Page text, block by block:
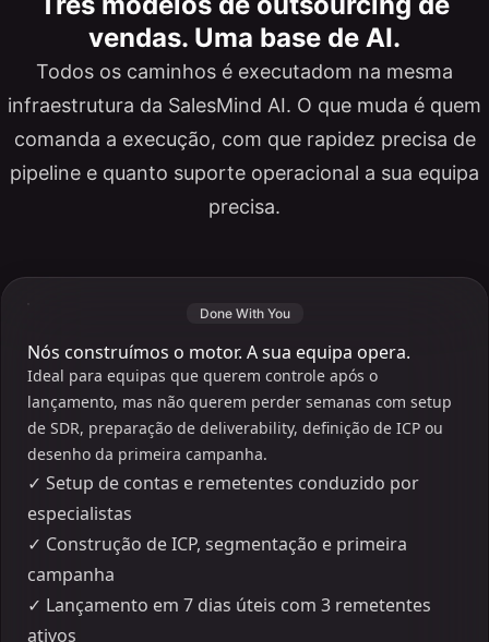
vendas. Uma base de AI.
Todos os caminhos é executadom na mesma
infraestrutura da SalesMind AI. O que muda é quem
comanda a execução, com que rapidez precisa de
pipeline e quanto suporte operacional a sua equipa
precisa.
Done With You
Nós construímos o motor. A sua equipa opera.
Ideal para equipas que querem controle após o
lançamento, mas não querem perder semanas com setup
de SDR, preparação de deliverability, definição de ICP ou
desenho da primeira campanha.
✓ Setup de contas e remetentes conduzido por
especialistas
✓ Construção de ICP, segmentação e primeira
campanha
✓ Lançamento em 7 dias úteis com 3 remetentes
ativos